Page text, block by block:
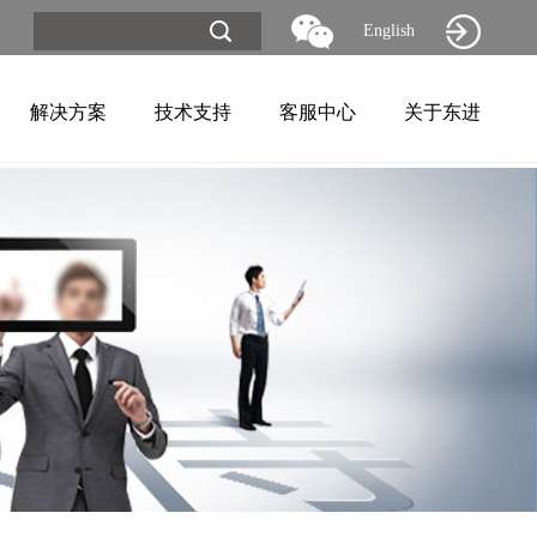
English
解决方案 技术支持 客服中心 关于东进